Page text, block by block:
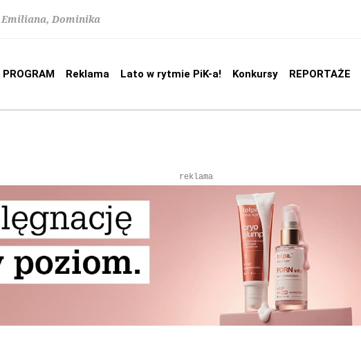
Dominika
PROGRAM Reklama Lato w rytmie PiK-a! Konkursy REPORTAŻE
reklama